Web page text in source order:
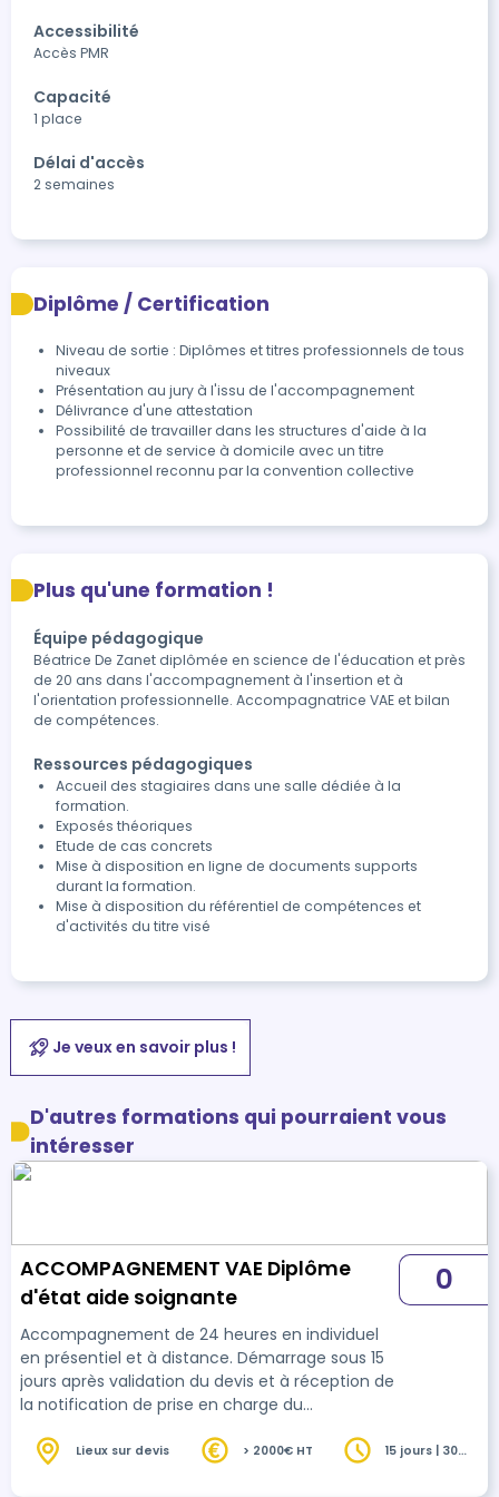
Accessibilité
Accès PMR
Capacité
1 place
Délai d'accès
2 semaines
Diplôme / Certification
Niveau de sortie : Diplômes et titres professionnels de tous
niveaux
Présentation au jury à l'issu de l'accompagnement
Délivrance d'une attestation
Possibilité de travailler dans les structures d'aide à la
personne et de service à domicile avec un titre
professionnel reconnu par la convention collective
Plus qu'une formation !
Équipe pédagogique
Béatrice De Zanet diplômée en science de l'éducation et près
de 20 ans dans l'accompagnement à l'insertion et à
l'orientation professionnelle. Accompagnatrice VAE et bilan
de compétences.
Ressources pédagogiques
Accueil des stagiaires dans une salle dédiée à la
formation.
Exposés théoriques
Etude de cas concrets
Mise à disposition en ligne de documents supports
durant la formation.
Mise à disposition du référentiel de compétences et
d'activités du titre visé
Je veux en savoir plus !
D'autres formations qui pourraient vous
intéresser
ACCOMPAGNEMENT VAE Diplôme
d'état aide soignante
Accompagnement de 24 heures en individuel
en présentiel et à distance. Démarrage sous 15
jours après validation du devis et à réception de
la notification de prise en charge du
heures sur une période moyenne de 3 à 6 mois.
0
Lieux sur devis > 2000€ HT
15 jours | 30